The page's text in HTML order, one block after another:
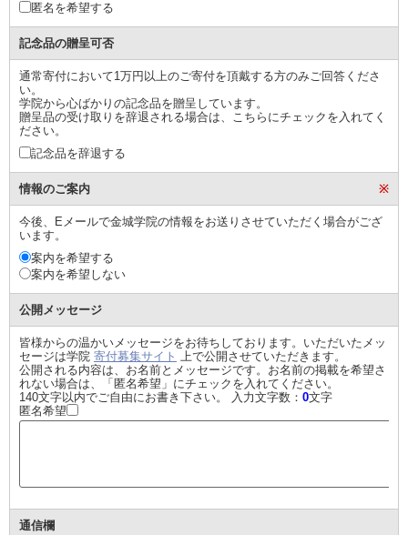
匿名を希望する
記念品の贈呈可否
通常寄付において1万円以上のご寄付を頂戴する方のみご回答くださ
い。
学院から心ばかりの記念品を贈呈しています。
贈呈品の受け取りを辞退される場合は、こちらにチェックを入れてく
ださい。
記念品を辞退する
情報のご案内 ※
今後、Eメールで金城学院の情報をお送りさせていただく場合がござ
います。
案内を希望する
案内を希望しない
公開メッセージ
皆様からの温かいメッセージをお待ちしております。いただいたメッ
セージは学院 寄付募集サイト 上で公開させていただきます。
公開される内容は、お名前とメッセージです。お名前の掲載を希望さ
れない場合は、「匿名希望」にチェックを入れてください。
140文字以内でご自由にお書き下さい。 入力文字数： 0文字
匿名希望
通信欄